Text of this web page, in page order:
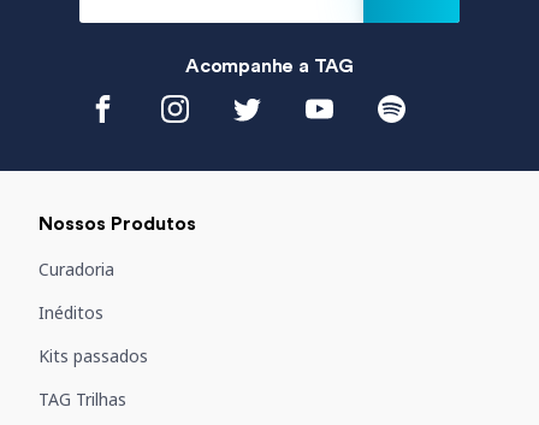
Acompanhe a TAG
Nossos Produtos
Curadoria
Inéditos
Kits passados
TAG Trilhas